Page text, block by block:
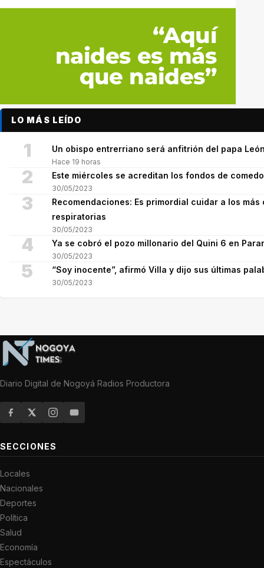
LO MÁS LEÍDO
1 Un obispo entrerriano será anfitrión del papa
Hace 19 horas
2 Este miércoles se acreditan los fondos de
30/05/2023
3
Recomendaciones: Es primordial cuidar a los
respiratorias
30/05/2023
4 Ya se cobró el pozo millonario del Quini 6 en
30/05/2023
5 “Soy inocente”, afirmó Villa y dijo sus últimas
30/05/2023
Diario Digital de Nogoyá Radios Productora
SECCIONES
Locales
Nacionales
Deportes
Política
Salud
Economía
Espectáculos